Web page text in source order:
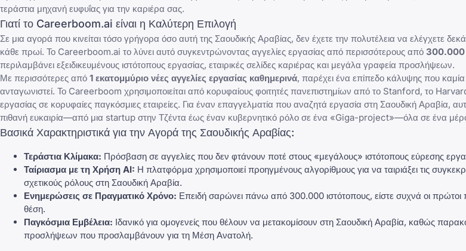
τεράστια μηχανή ευφυΐας για την καριέρα σας.
Γιατί το Careerboom.ai είναι η Καλύτερη Επιλογή
Σε μια αγορά που κινείται τόσο γρήγορα όσο αυτή της Σαουδικής Αραβίας, δεν έχετε την πολυτέλεια να ελέγχετε
κάθε πρωί. Το Careerboom.ai το λύνει αυτό συγκεντρώνοντας αγγελίες εργασίας από περισσότερους από 300.000
περιλαμβάνει εξειδικευμένους ιστότοπους εργασίας, εταιρικές σελίδες καριέρας και μεγάλα γραφεία προσλήψεων.
Με περισσότερες από 1 εκατομμύριο νέες αγγελίες εργασίας καθημερινά, παρέχει ένα επίπεδο κάλυψης που
ανταγωνιστεί. Το Careerboom χρησιμοποιείται από κορυφαίους φοιτητές πανεπιστημίων από το Stanford, το
εργασίας σε κορυφαίες παγκόσμιες εταιρείες. Για έναν επαγγελματία που αναζητά εργασία στη Σαουδική Αραβία,
πιθανή ευκαιρία—από μια startup στην Τζέντα έως έναν κυβερνητικό ρόλο σε ένα «Giga-project»—όλα σε ένα
Βασικά Χαρακτηριστικά για την Αγορά της Σαουδικής Αραβίας:
Τεράστια Κλίμακα: Πρόσβαση σε αγγελίες που δεν φτάνουν ποτέ στους «μεγάλους» ιστότοπους εύρεσης
Ταίριασμα με τη Χρήση AI: Η πλατφόρμα χρησιμοποιεί προηγμένους αλγορίθμους για να ταιριάξει τις
σχετικούς ρόλους στη Σαουδική Αραβία.
Ενημερώσεις σε Πραγματικό Χρόνο: Επειδή σαρώνει πάνω από 300.000 ιστότοπους, είστε συχνά οι πρώτοι
θέση.
Παγκόσμια Εμβέλεια: Ιδανικό για ομογενείς που θέλουν να μετακομίσουν στη Σαουδική Αραβία, καθώς
προσλήψεων που προσλαμβάνουν για τη Μέση Ανατολή.